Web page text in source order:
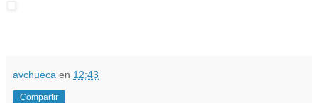
avchueca en 12:43
Compartir